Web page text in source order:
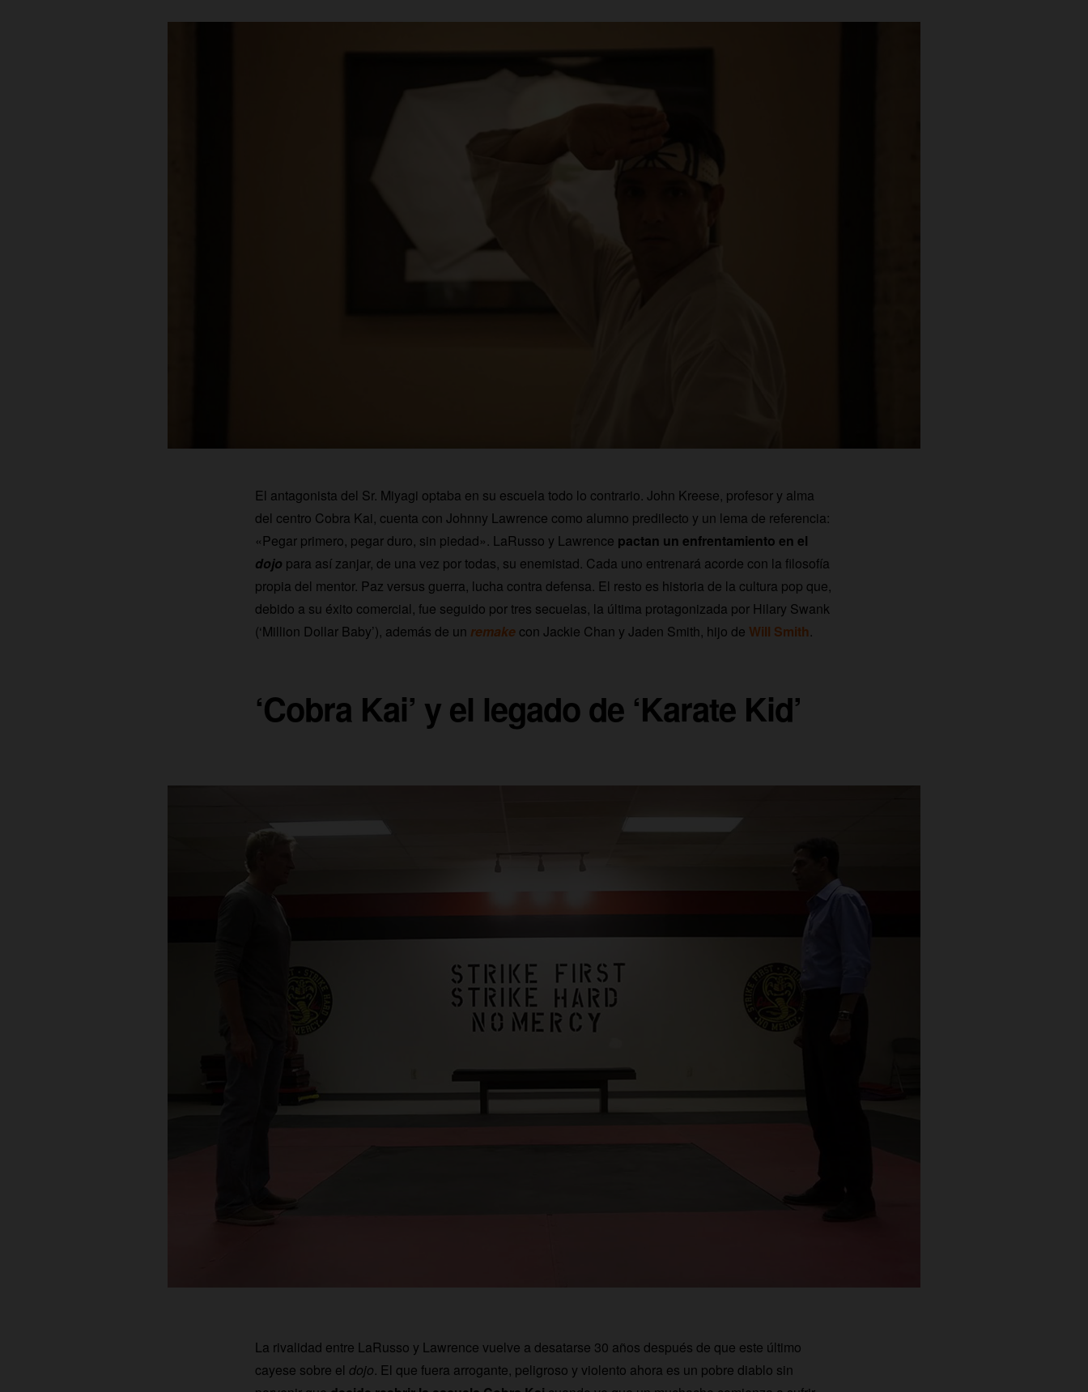
El antagonista del Sr. Miyagi optaba en su escuela todo lo contrario. John Kreese, profesor y alma
del centro Cobra Kai, cuenta con Johnny Lawrence como alumno predilecto y un lema de referencia:
«Pegar primero, pegar duro, sin piedad». LaRusso y Lawrence pactan un enfrentamiento en el
dojo para así zanjar, de una vez por todas, su enemistad. Cada uno entrenará acorde con la filosofía
propia del mentor. Paz versus guerra, lucha contra defensa. El resto es historia de la cultura pop que,
debido a su éxito comercial, fue seguido por tres secuelas, la última protagonizada por Hilary Swank
(‘Million Dollar Baby’), además de un remakecon Jackie Chan y Jaden Smith, hijo de Will Smith.
‘Cobra Kai’ y el legado de ‘Karate Kid’
La rivalidad entre LaRusso y Lawrence vuelve a desatarse 30 años después de que este último
cayese sobre el dojo. El que fuera arrogante, peligroso y violento ahora es un pobre diablo sin